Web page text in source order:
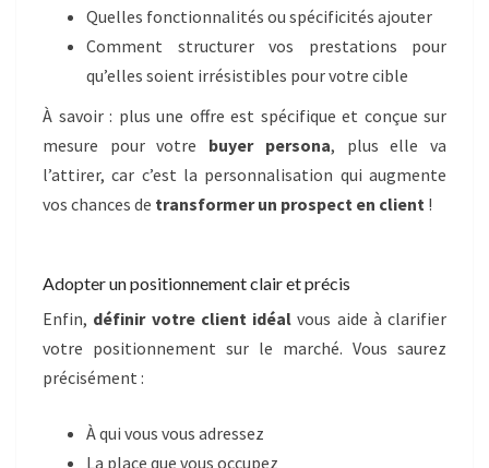
Quelles fonctionnalités ou spécificités ajouter
Comment structurer vos prestations pour
qu’elles soient irrésistibles pour votre cible
À savoir : plus une offre est spécifique et conçue sur
mesure pour votre buyer persona, plus elle va
l’attirer, car c’est la personnalisation qui augmente
vos chances de transformer un prospect en client !
Adopter un positionnement clair et précis
Enfin, définir votre client idéal vous aide à clarifier
votre positionnement sur le marché. Vous saurez
précisément :
À qui vous vous adressez
La place que vous occupez